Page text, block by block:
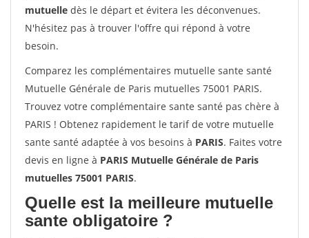
mutuelle dès le départ et évitera les déconvenues.
N'hésitez pas à trouver l'offre qui répond à votre
besoin.
Comparez les complémentaires mutuelle sante santé
Mutuelle Générale de Paris mutuelles 75001 PARIS.
Trouvez votre complémentaire sante santé pas chère à
PARIS ! Obtenez rapidement le tarif de votre mutuelle
sante santé adaptée à vos besoins à PARIS. Faites votre
devis en ligne à PARIS Mutuelle Générale de Paris
mutuelles 75001 PARIS.
Quelle est la meilleure mutuelle
sante obligatoire ?